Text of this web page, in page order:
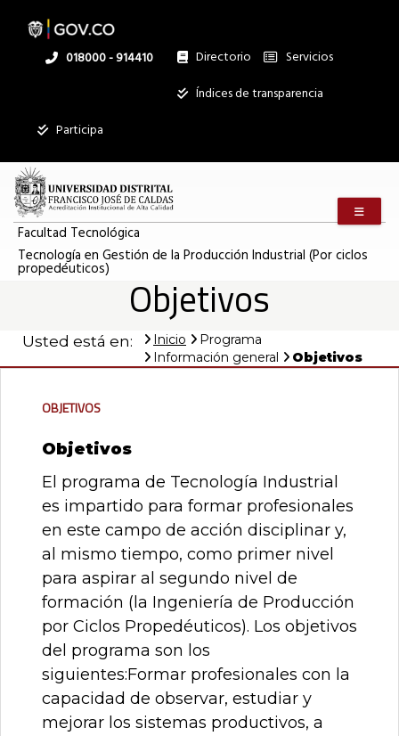
contenido
Linea
018000 - 914410 Directorio
Institucional
Servicios
Índices de transparencia
Participa
Facultad Tecnológica
Tecnología en Gestión de la Producción Industrial (Por ciclos
propedéuticos)
Objetivos
Usted está en: Inicio
Programa
Información general
Objetivos
Objetivos
Objetivos
El programa de Tecnología Industrial
es impartido para formar profesionales
en este campo de acción disciplinar y,
al mismo tiempo, como primer nivel
para aspirar al segundo nivel de
formación (la Ingeniería de Producción
por Ciclos Propedéuticos). Los objetivos
del programa son los
siguientes:Formar profesionales con la
capacidad de observar, estudiar y
mejorar los sistemas productivos, a